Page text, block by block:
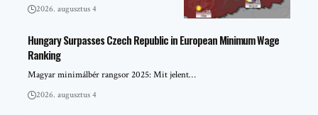
2026. augusztus 4
Hungary Surpasses Czech Republic in European Minimum Wage
Ranking
Magyar minimálbér rangsor 2025: Mit jelent…
2026. augusztus 4